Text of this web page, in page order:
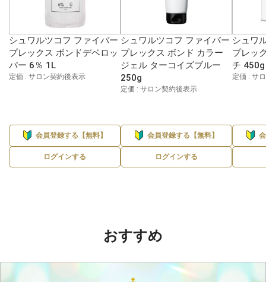
シュワルツコフ ファイバー
プレックス ボンドデベロッ
パー 6％ 1L
定価 : サロン契約後表示
会員登録する【無料】
ログインする
シュワルツコフ ファイバー
プレックス ボンド カラー
ジェル ターコイズブルー
250g
定価 : サロン契約後表示
会員登録する【無料】
ログインする
シュワ
プレッ
チ 450g
定価 : サ
おすすめ